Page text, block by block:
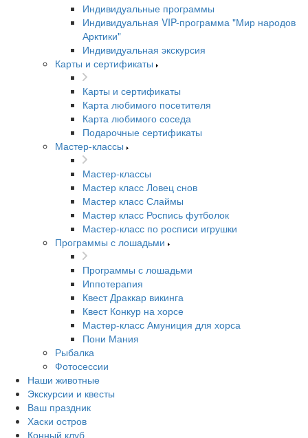
Индивидуальные программы
Индивидуальная VIP-программа "Мир народов
Арктики"
Индивидуальная экскурсия
Карты и сертификаты
Карты и сертификаты
Карта любимого посетителя
Карта любимого соседа
Подарочные сертификаты
Мастер-классы
Мастер-классы
Мастер класс Ловец снов
Мастер класс Слаймы
Мастер класс Роспись футболок
Мастер-класс по росписи игрушки
Программы с лошадьми
Программы с лошадьми
Иппотерапия
Квест Драккар викинга
Квест Конкур на хорсе
Мастер-класс Амуниция для хорса
Пони Мания
Рыбалка
Фотосессии
Наши животные
Экскурсии и квесты
Ваш праздник
Хаски остров
Конный клуб